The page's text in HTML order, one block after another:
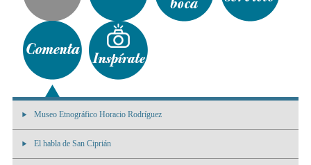
Museo Etnográfico Horacio Rodríguez
El habla de San Ciprián